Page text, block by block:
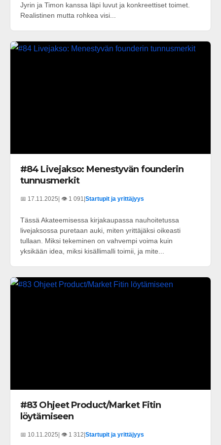
Jyrin ja Timon kanssa läpi luvut ja konkreettiset toimet.
Realistinen mutta rohkea visi...
#84 Livejakso: Menestyvän founderin
tunnusmerkit
📅 17.11.2025 | 👁️ 1 091 Startupit ja yrittäjyys
Tässä Akateemisessa kirjakaupassa nauhoitetussa
livejaksossa puretaan auki, miten yrittäjäksi oikeasti
tullaan. Miksi tekeminen on vahvempi voima kuin
yksikään idea, miksi kisällimalli toimii, ja mite...
#83 Ohjeet Product/Market Fitin
löytämiseen
📅 10.11.2025 | 👁️ 1 312 Startupit ja yrittäjyys